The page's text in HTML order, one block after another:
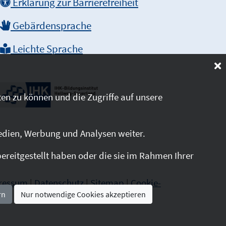
Gebärdensprache
Leichte Sprache
|Datenschutz|Sitemap|Cookie-
zu können und die Zugriffe auf unsere
Werbung und Analysen weiter.
haben oder die sie im Rahmen Ihrer
Nur notwendige Cookies akzeptieren